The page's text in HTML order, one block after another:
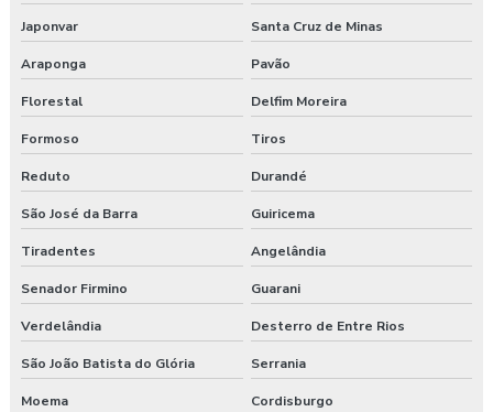
Japonvar Santa Cruz de Minas
Araponga Pavão
Florestal Delfim Moreira
Formoso Tiros
Reduto Durandé
São José da Barra Guiricema
Tiradentes Angelândia
Senador Firmino Guarani
Verdelândia Desterro de Entre Rios
São João Batista do Glória Serrania
Moema Cordisburgo